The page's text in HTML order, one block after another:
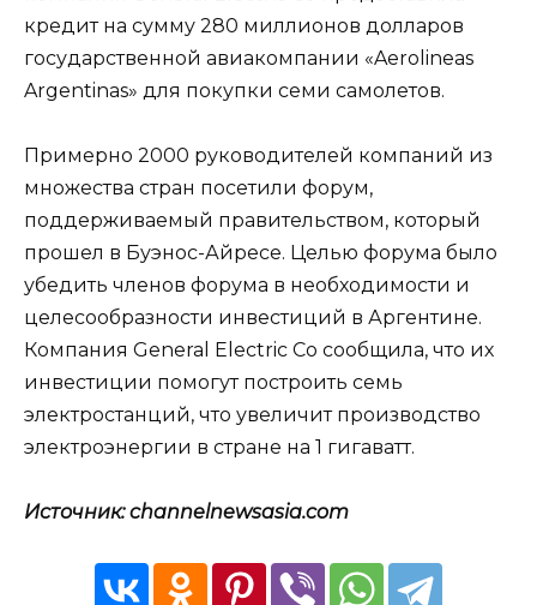
кредит на сумму 280 миллионов долларов
государственной авиакомпании «Aerolineas
Argentinas» для покупки семи самолетов.
Примерно 2000 руководителей компаний из
множества стран посетили форум,
поддерживаемый правительством, который
прошел в Буэнос-Айресе. Целью форума было
убедить членов форума в необходимости и
целесообразности инвестиций в Аргентине.
Компания General Electric Co сообщила, что их
инвестиции помогут построить семь
электростанций, что увеличит производство
электроэнергии в стране на 1 гигаватт.
Источник: channelnewsasia.com